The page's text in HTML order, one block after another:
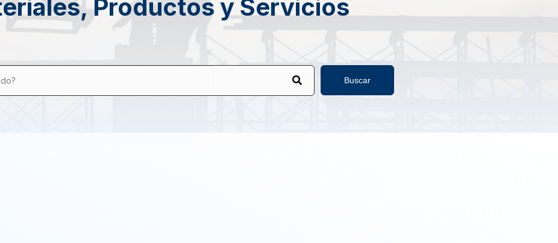
Productos y Servicios
Buscar